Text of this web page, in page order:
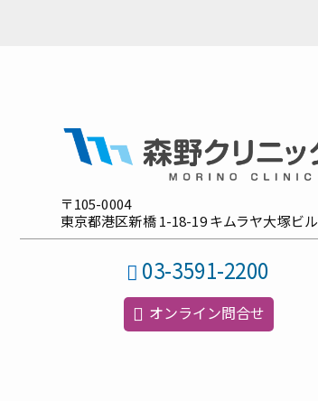
〒105-0004
東京都港区新橋 1-18-19キムラヤ大塚ビル
03-3591-2200
オンライン問合せ